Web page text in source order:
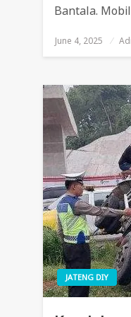
Bantala.
Posted
June 4, 2025
JATENG DIY